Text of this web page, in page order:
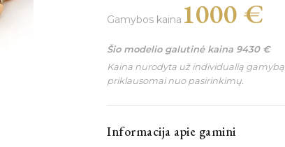
Gamybos kaina 1000 €
Šio modelio galutinė kaina 9430 €
Kaina nurodyta už individualią
priklausomai nuo pasirinkimų.
Informacija apie gamini